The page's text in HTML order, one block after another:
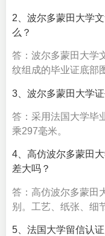
2、波尔多蒙田大学
么？
答：波尔多蒙田大学
纹组成的毕业证底部
3、波尔多蒙田大学
答：采用法国大学毕
乘297毫米。
4、高仿波尔多蒙田
差大吗？
答：高仿波尔多蒙田
别。工艺、纸张、细
5、法国大学留信认